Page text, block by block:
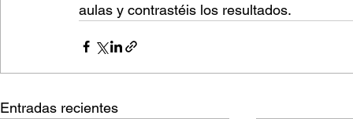
aulas y contrastéis los resultados.
Entradas recientes